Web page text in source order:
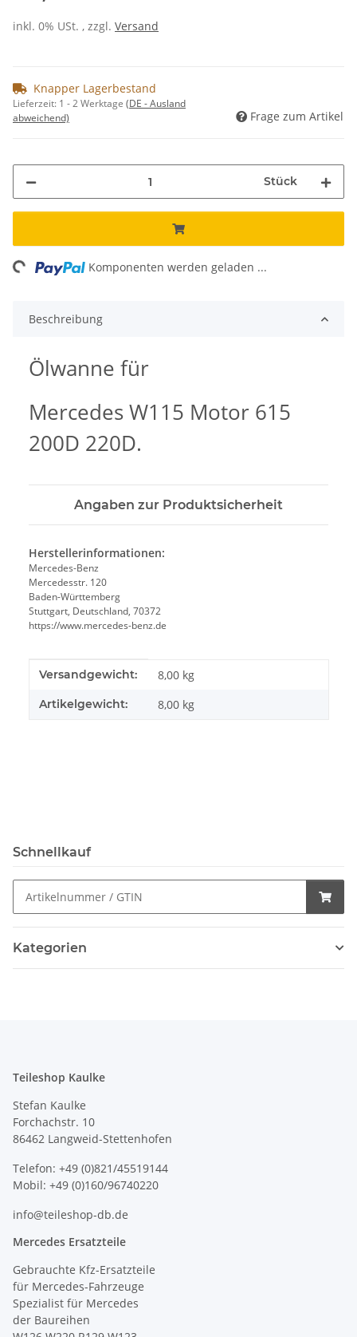
inkl. 0% USt. , zzgl. Versand
Knapper Lagerbestand
Lieferzeit: 1 - 2 Werktage (DE - Ausland
abweichend)
Frage zum Artikel
Stück
Komponenten werden geladen ...
Beschreibung
Ölwanne für
Mercedes W115 Motor 615
200D 220D.
Angaben zur Produktsicherheit
Herstellerinformationen:
Mercedes-Benz
Mercedesstr. 120
Baden-Württemberg
Stuttgart, Deutschland, 70372
https://www.mercedes-benz.de
Produkteigenschaft
Wert
Versandgewicht: 8,00 kg
Artikelgewicht: 8,00 kg
Schnellkauf
Kategorien
Teileshop Kaulke
Stefan Kaulke
Forchachstr. 10
86462 Langweid-Stettenhofen
Telefon: +49 (0)821/45519144
Mobil: +49 (0)160/96740220
info@teileshop-db.de
Mercedes Ersatzteile
Gebrauchte Kfz-Ersatzteile
für Mercedes-Fahrzeuge
Spezialist für Mercedes
der Baureihen